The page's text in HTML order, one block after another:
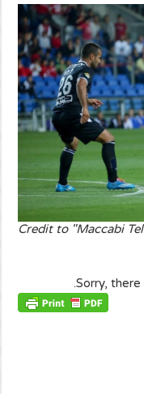
Credit to "Maccabi
Sorry, there